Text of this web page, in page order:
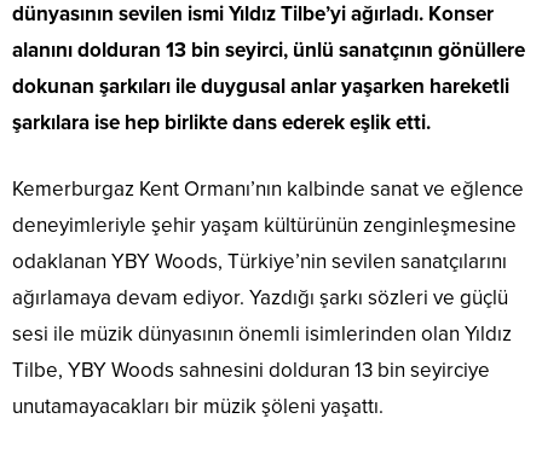
dünyasının sevilen ismi Yıldız Tilbe’yi ağırladı. Konser
alanını dolduran 13 bin seyirci, ünlü sanatçının gönüllere
dokunan şarkıları ile duygusal anlar yaşarken hareketli
şarkılara ise hep birlikte dans ederek eşlik etti.
Kemerburgaz Kent Ormanı’nın kalbinde sanat ve eğlence
deneyimleriyle şehir yaşam kültürünün zenginleşmesine
odaklanan YBY Woods, Türkiye’nin sevilen sanatçılarını
ağırlamaya devam ediyor. Yazdığı şarkı sözleri ve güçlü
sesi ile müzik dünyasının önemli isimlerinden olan Yıldız
Tilbe, YBY Woods sahnesini dolduran 13 bin seyirciye
unutamayacakları bir müzik şöleni yaşattı.